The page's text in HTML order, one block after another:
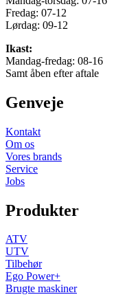
Fredag: 07-12
Lørdag: 09-12
Ikast:
Mandag-fredag: 08-16
Samt åben efter aftale
Genveje
Kontakt
Om os
Vores brands
Service
Jobs
Produkter
ATV
UTV
Tilbehør
Ego Power+
Brugte maskiner